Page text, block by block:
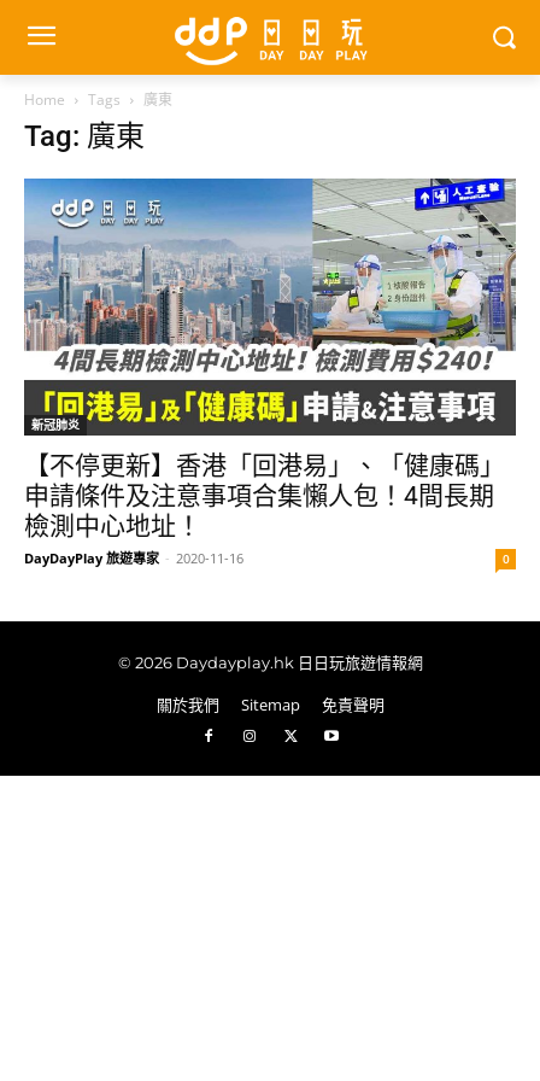
Home Tags 廣東
Tag: 廣東
新冠肺炎
【不停更新】香港「回港易」、「健康碼」
申請條件及注意事項合集懶人包！4間長期
檢測中心地址！
DayDayPlay 旅遊專家 - 2020-11-16 0
© 2026 Daydayplay.hk 日日玩旅遊情報網
關於我們 Sitemap 免責聲明